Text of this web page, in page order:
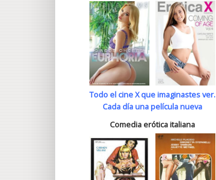
Todo el cine X que imaginastes ver.
Cada día una película nueva
Comedia erótica italiana